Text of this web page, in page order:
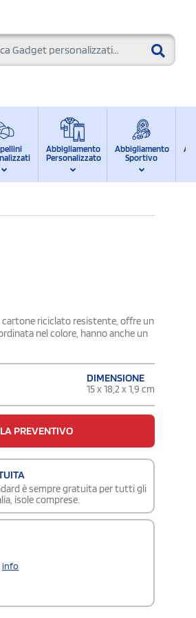
Abbigliamento
Personalizzato
Abbigliamento
Sportivo
cartone riciclato resistente, offre un
nel colore, hanno anche un
DIMENSIONE
15 x 18,2 x 1,9 cm
PREVENTIVO
è sempre gratuita per tutti gli
isole comprese.
info